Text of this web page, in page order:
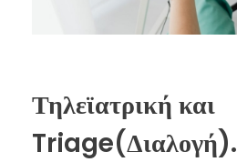
Τηλεϊατρική και
Triage(Διαλογή).